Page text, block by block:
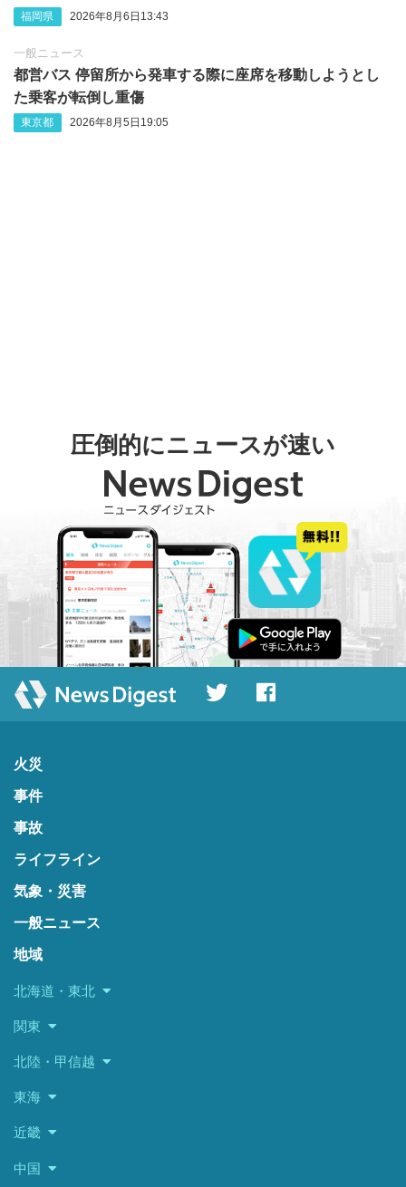
福岡県 2026年8月6日13:43
一般ニュース
都営バス 停留所から発車する際に座席を移動しようとし
た乗客が転倒し重傷
東京都 2026年8月5日19:05
圧倒的にニュースが速い
火災
事件
事故
ライフライン
気象・災害
一般ニュース
地域
北海道・東北
関東
北陸・甲信越
東海
近畿
中国